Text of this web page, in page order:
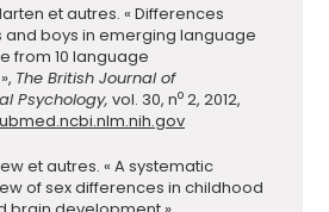
et autres. « Differences
and boys in emerging language
from 10 language
The British Journal of
Psychology, vol. 30, no 2, 2012,
et autres. « A systematic
of sex differences in childhood